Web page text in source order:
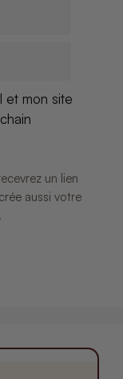
et mon site
un lien
aussi votre